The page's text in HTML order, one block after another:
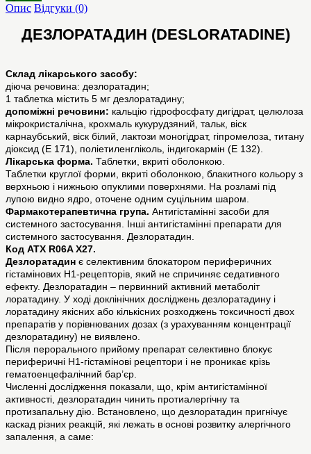
Опис Відгуки (0)
ДЕЗЛОРАТАДИН (DESLORATADINE)
Склад лікарського засобу:
діюча речовина: дезлоратадин;
1 таблетка містить 5 мг дезлоратадину;
допоміжні речовини: кальцію гідрофосфату дигідрат, целюлоза
мікрокристалічна, крохмаль кукурудзяний, тальк, віск
карнаубський, віск білий, лактози моногідрат, гіпромелоза, титану
діоксид (Е 171), поліетиленгліколь, індигокармін (Е 132).
Лікарська форма. Таблетки, вкриті оболонкою.
Таблетки круглої форми, вкриті оболонкою, блакитного кольору з
верхньою і нижньою опуклими поверхнями. На розламі під
лупою видно ядро, оточене одним суцільним шаром.
Фармакотерапевтична група. Антигістамінні засоби для
системного застосування. Інші антигістамінні препарати для
системного застосування. Дезлоратадин.
Код ATХ R06A X27.
Дезлоратадин є селективним блокатором периферичних
гістамінових Н1-рецепторів, який не спричиняє седативного
ефекту. Дезлоратадин – первинний активний метаболіт
лоратадину. У ході доклінічних досліджень дезлоратадину і
лоратадину якісних або кількісних розходжень токсичності двох
препаратів у порівнюваних дозах (з урахуванням концентрації
дезлоратадину) не виявлено.
Після перорального прийому препарат селективно блокує
периферичні Н1-гістамінові рецептори і не проникає крізь
гематоенцефалічний бар’єр.
Численні дослідження показали, що, крім антигістамінної
активності, дезлоратадин чинить протиалергічну та
протизапальну дію. Встановлено, що дезлоратадин пригнічує
каскад різних реакцій, які лежать в основі розвитку алергічного
запалення, а саме: